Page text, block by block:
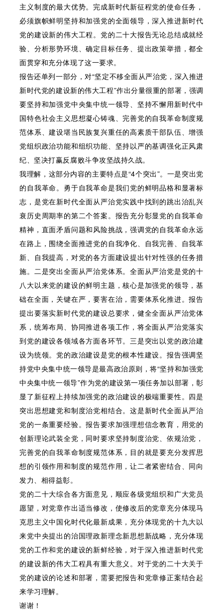
主义制度的最大优势。完成新时代新征程党的使命任务，
必须旗帜鲜明坚持和加强党的全面领导，深入推进新时代
党的建设新的伟大工程。党的二十大报告无论总结成就经
验、分析形势环境、确定目标任务、提出政策举措，都全
面贯穿和充分体现了这一要求。
报告还单列一部分，对“坚定不移全面从严治党，深入推进
新时代党的建设新的伟大工程”作出分量很重的部署，强调
要坚持和加强党中央集中统一领导、坚持不懈用新时代中
国特色社会主义思想凝心铸魂、完善党的自我革命制度规
范体系、建设堪当民族复兴重任的高素质干部队伍、增强
党组织政治功能和组织功能、坚持以严的基调强化正风肃
纪、坚决打赢反腐败斗争攻坚战持久战。
我理解，这部分内容的主要特点是“4个突出”。一是突出党
的自我革命。勇于自我革命是我们党的鲜明品格和显著标
志，是党在新时代全面从严治党实践中找到的跳出治乱兴
衰历史周期率的第二个答案。报告充分彰显党的自我革命
精神，直面矛盾问题和风险挑战，强调党的自我革命永远
在路上，围绕全面推进党的自我净化、自我完善、自我革
新、自我提高，对党的各方面建设提出针对性强的任务措
施。二是突出全面从严治党体系。全面从严治党是党的十
八大以来党的建设的鲜明主题，核心是加强党的领导，基
础在全面，关键在严，要害在治，需要体系化推进。报告
提出要落实新时代党的建设总要求，健全全面从严治党体
系，统筹布局、协同推进各项工作，将全面从严治党落实
到党的建设各领域各方面各环节。三是突出以党的政治建
设为统领。党的政治建设是党的根本性建设。报告强调坚
持党中央集中统一领导是最高政治原则，将“坚持和加强党
中央集中统一领导”作为党的建设第一项任务加以部署，彰
显了新征程上持续加强党的政治建设的极端重要性。四是
突出思想建党和制度治党相结合。这是新时代全面从严治
党的一条重要经验。报告要求加强理想信念教育，用党的
创新理论武装全党，同时要求坚持制度治党、依规治党，
完善党的自我革命制度规范体系，目的就是要充分发挥思
想的引领作用和制度的规范作用，让二者紧密结合、同向
发力、相得益彰。
党的二十大综合各方面意见，顺应各级党组织和广大党员
愿望，对党章作出适当修改，使修改后的党章充分体现马
克思主义中国化时代化最新成果，充分体现党的十九大以
来党中央提出的治国理政新理念新思想新战略，充分体现
党的工作和党的建设的新鲜经验，对于深入推进新时代党
的建设新的伟大工程具有重大意义。对于党的二十大关于
党的建设的论述和部署，需要把报告和党章修正案结合起
来学习理解。
谢谢！